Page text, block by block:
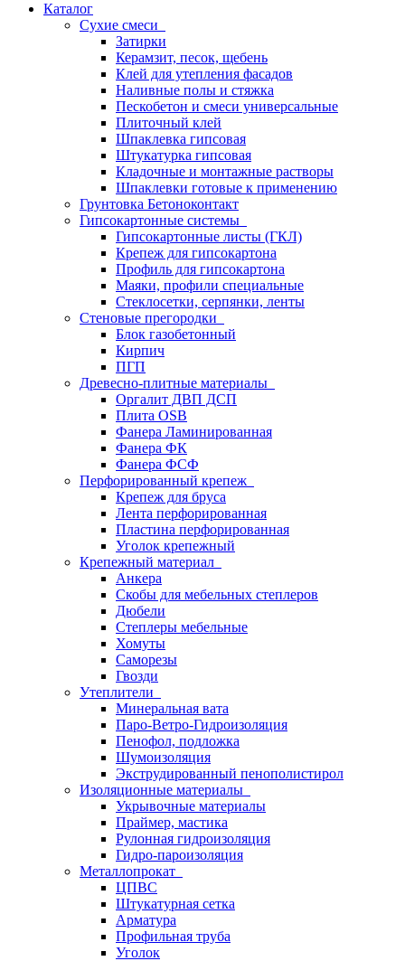
Каталог
Сухие смеси
Затирки
Керамзит, песок, щебень
Клей для утепления фасадов
Наливные полы и стяжка
Пескобетон и смеси универсальные
Плиточный клей
Шпаклевка гипсовая
Штукатурка гипсовая
Кладочные и монтажные растворы
Шпаклевки готовые к применению
Грунтовка Бетоноконтакт
Гипсокартонные системы
Гипсокартонные листы (ГКЛ)
Крепеж для гипсокартона
Профиль для гипсокартона
Маяки, профили специальные
Стеклосетки, серпянки, ленты
Стеновые прегородки
Блок газобетонный
Кирпич
ПГП
Древесно-плитные материалы
Оргалит ДВП ДСП
Плита OSB
Фанера Ламинированная
Фанера ФК
Фанера ФСФ
Перфорированный крепеж
Крепеж для бруса
Лента перфорированная
Пластина перфорированная
Уголок крепежный
Крепежный материал
Анкера
Скобы для мебельных степлеров
Дюбели
Степлеры мебельные
Хомуты
Саморезы
Гвозди
Утеплители
Минеральная вата
Паро-Ветро-Гидроизоляция
Пенофол, подложка
Шумоизоляция
Экструдированный пенополистирол
Изоляционные материалы
Укрывочные материалы
Праймер, мастика
Рулонная гидроизоляция
Гидро-пароизоляция
Металлопрокат
ЦПВС
Штукатурная сетка
Арматура
Профильная труба
Уголок